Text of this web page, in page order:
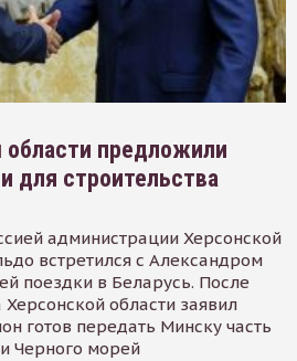
области предложили
для строительства
администрации Херсонской
встретился с Александром
поездки в Беларусь. После
Херсонской области заявил
готов передать Минску часть
Черного морей